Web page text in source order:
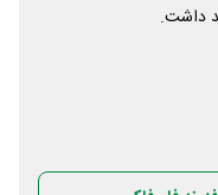
داشت.